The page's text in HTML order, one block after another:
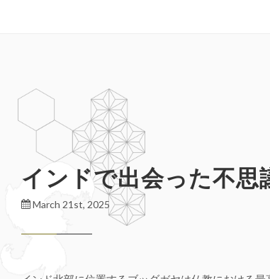
インドで出会った不思
March 21st, 2025